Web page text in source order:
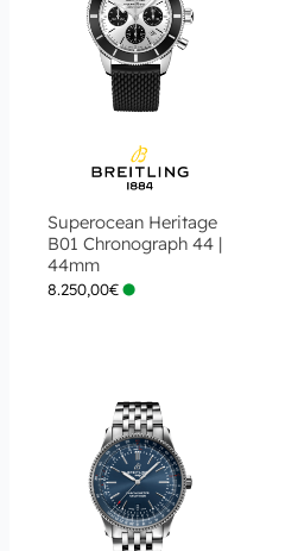
Superocean Heritage
B01 Chronograph 44 |
44mm
8.250,00€